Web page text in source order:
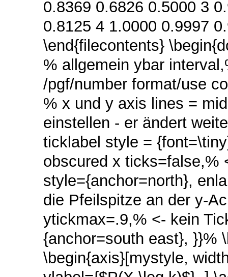
0.8369 0.6826 0.5000 3
0.8125 4 1.0000 0.9997
\end{filecontents}
% allgemein ybar
/pgf/number format/use
% x und y axis lines =
einstellen - er ändert
ticklabel style =
obscured x ticks=false,%
style={anchor=north},
die Pfeilspitze an der y-
ytickmax=.9,% <- kein
{anchor=south east}, }}%
\begin{axis}[mystyle,